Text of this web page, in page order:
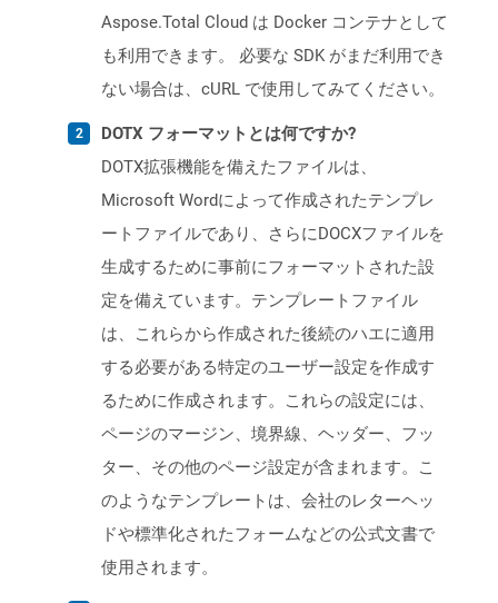
Aspose.Total Cloud は Docker コンテナとして
も利用できます。 必要な SDK がまだ利用でき
ない場合は、cURL で使用してみてください。
DOTX フォーマットとは何ですか?
DOTX拡張機能を備えたファイルは、
Microsoft Wordによって作成されたテンプレ
ートファイルであり、さらにDOCXファイルを
生成するために事前にフォーマットされた設
定を備えています。テンプレートファイル
は、これらから作成された後続のハエに適用
する必要がある特定のユーザー設定を作成す
るために作成されます。これらの設定には、
ページのマージン、境界線、ヘッダー、フッ
ター、その他のページ設定が含まれます。こ
のようなテンプレートは、会社のレターヘッ
ドや標準化されたフォームなどの公式文書で
使用されます。